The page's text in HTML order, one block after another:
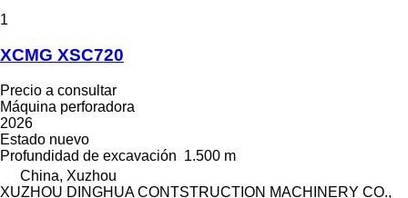
1
XCMG XSC720
Precio a consultar
Máquina perforadora
2026
Estado nuevo
Profundidad de excavación 1.500 m
China, Xuzhou
XUZHOU DINGHUA CONTSTRUCTION MACHINERY CO.,